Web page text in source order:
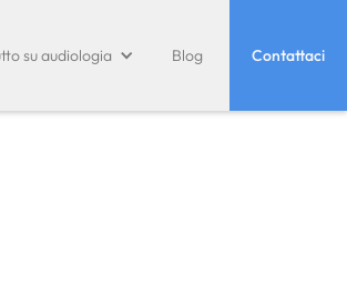
su audiologia Blog Contattaci